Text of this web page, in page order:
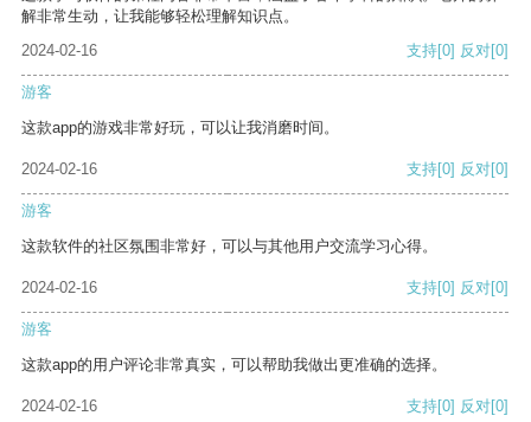
解非常生动，让我能够轻松理解知识点。
2024-02-16
支持[0] 反对[0]
游客
这款app的游戏非常好玩，可以让我消磨时间。
2024-02-16 支持[0] 反对[0]
游客
这款软件的社区氛围非常好，可以与其他用户交流学习心得。
2024-02-16 支持[0] 反对[0]
游客
这款app的用户评论非常真实，可以帮助我做出更准确的选择。
2024-02-16 支持[0] 反对[0]